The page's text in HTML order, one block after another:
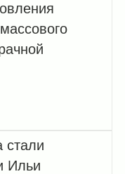
стали
Ильи